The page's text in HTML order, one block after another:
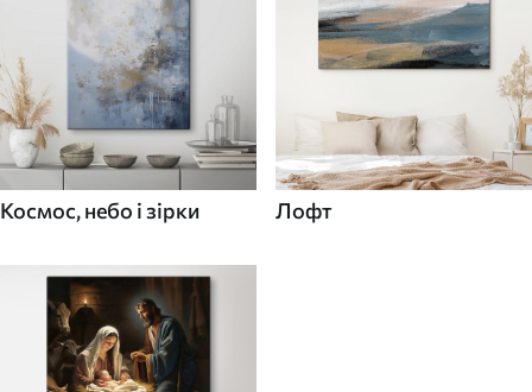
Космос, небо і зірки Лофт